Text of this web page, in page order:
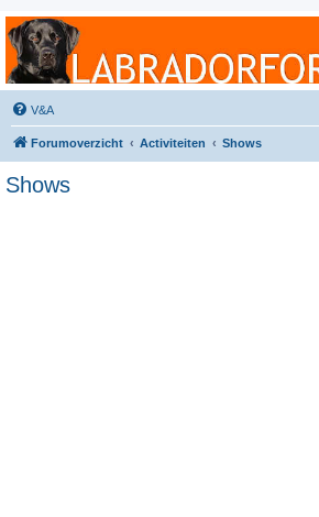
Labradorforum
Het gezelligste Labradorforum van Nederland en België!
V&A
Forumoverzicht Activiteiten Shows
Shows